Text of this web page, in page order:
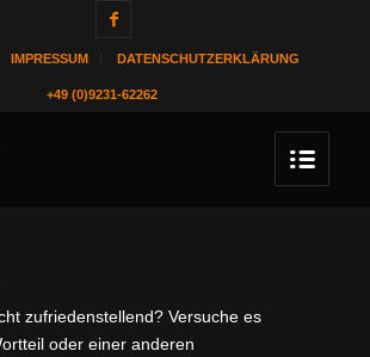
IMPRESSUM DATENSCHUTZERKLÄRUNG
+49 (0)9231-62262
zufriedenstellend? Versuche es
oder einer anderen